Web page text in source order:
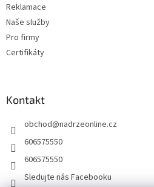
Reklamace
Naše služby
Pro firmy
Certifikáty
Kontakt
obchod@nadrzeonline.cz
606575550
606575550
Sledujte nás Facebooku